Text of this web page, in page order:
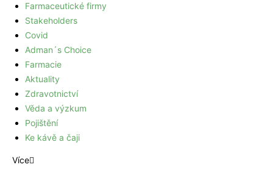
Farmaceutické firmy
Stakeholders
Covid
Adman´s Choice
Farmacie
Aktuality
Zdravotnictví
Věda a výzkum
Pojištění
Ke kávě a čaji
Více